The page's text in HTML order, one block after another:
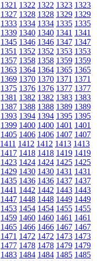
1321 1322 1322 1323 1323
1327 1328 1328 1329 1329
1333 1334 1334 1335 1335
1339 1340 1340 1341 1341
1345 1346 1346 1347 1347
1351 1352 1352 1353 1353
1357 1358 1358 1359 1359
1363 1364 1364 1365 1365
1369 1370 1370 1371 1371
1375 1376 1376 1377 1377
1381 1382 1382 1383 1383
1387 1388 1388 1389 1389
1393 1394 1394 1395 1395
1399 1400 1400 1401 1401
1405 1406 1406 1407 1407
1411 1412 1412 1413 1413
1417 1418 1418 1419 1419
1423 1424 1424 1425 1425
1429 1430 1430 1431 1431
1435 1436 1436 1437 1437
1441 1442 1442 1443 1443
1447 1448 1448 1449 1449
1453 1454 1454 1455 1455
1459 1460 1460 1461 1461
1465 1466 1466 1467 1467
1471 1472 1472 1473 1473
1477 1478 1478 1479 1479
1483 1484 1484 1485 1485